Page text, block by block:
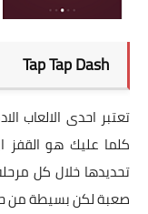
Tap Tap Dash
تعتبر احدى الالعاب
كلما عليك هو
صعبة لكن بسيطة من